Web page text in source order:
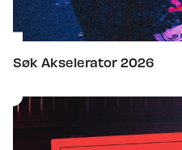
Søk Akselerator 2026